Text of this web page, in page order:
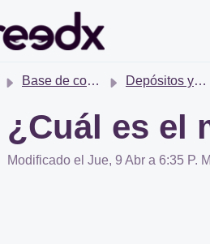
Base de conocimientos Depósitos y Retiros
¿Cuál es el
Modificado el Jue, 9 Abr a 6:35 P.